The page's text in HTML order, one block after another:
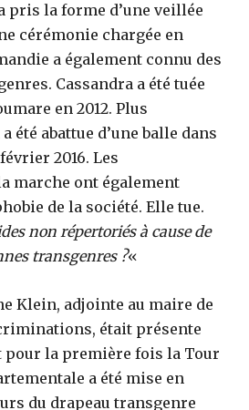
pris la forme d’une veillée
cérémonie chargée en
a également connu des
Cassandra a été tuée
en 2012. Plus
été abattue d’une balle dans
2016. Les
marche ont également
de la société. Elle tue.
non répertoriés à cause de
transgenres ?«
Klein, adjointe au maire de
était présente
pour la première fois la Tour
a été mise en
du drapeau transgenre